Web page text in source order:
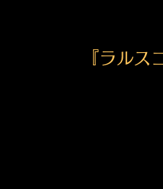
『ラルス